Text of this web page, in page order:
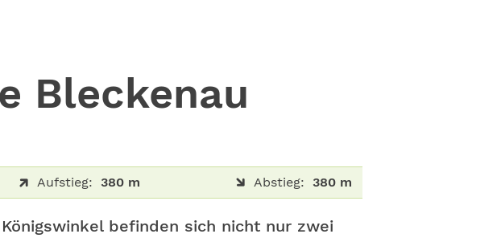
Bleckenau
Aufstieg: 380 m Abstieg: 380 m
befinden sich nicht nur zwei